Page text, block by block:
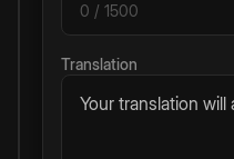
0 / 1500
Translation
Your translation will